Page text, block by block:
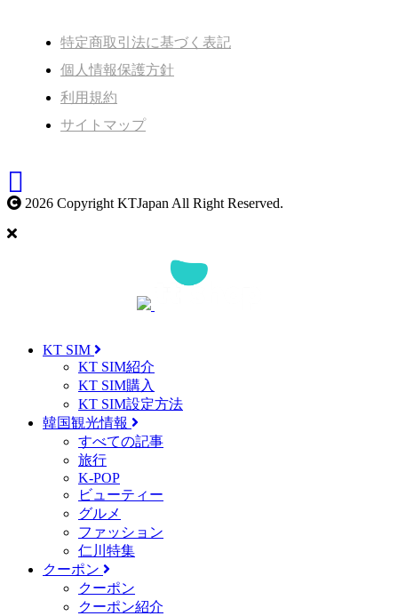
特定商取引法に基づく表記
個人情報保護方針
利用規約
サイトマップ
2026 Copyright KTJapan All Right Reserved.
KT SIM
KT SIM紹介
KT SIM購入
KT SIM設定方法
韓国観光情報
すべての記事
旅行
K-POP
ビューティー
グルメ
ファッション
仁川特集
クーポン
クーポン
クーポン紹介